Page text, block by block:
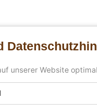
unserer Website